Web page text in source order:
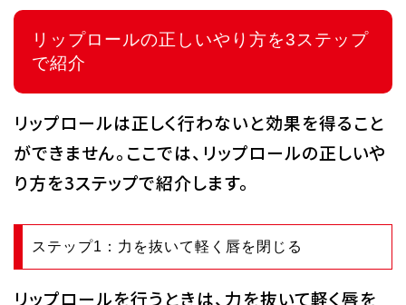
リップロールの正しいやり方を3ステップ
で紹介
リップロールは正しく行わないと効果を得ること
ができません。ここでは、リップロールの正しいや
り方を3ステップで紹介します。
ステップ1：力を抜いて軽く唇を閉じる
リップロールを行うときは、力を抜いて軽く唇を